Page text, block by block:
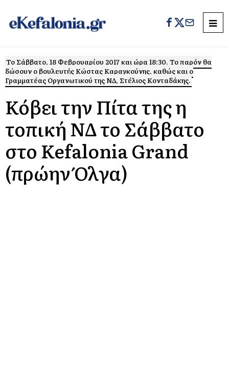
Το Σάββατο, 18 Φεβρουαρίου 2017 και ώρα 18:30. Το παρόν θα
δώσουν ο βουλευτής Κώστας Καραγκούνης, καθώς και ο
Γραμματέας Οργανωτικού της ΝΔ, Στέλιος Κονταδάκης.
Κόβει την Πίτα της η
τοπική ΝΔ το Σάββατο
στο Kefalonia Grand
(πρώην Όλγα)